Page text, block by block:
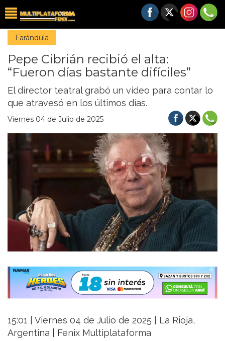
Farándula
Pepe Cibrián recibió el alta:
“Fueron días bastante difíciles”
El director teatral grabó un video para contar lo
que atravesó en los últimos días.
Viernes 04 de Julio de 2025
15:01 | Viernes 04 de Julio de 2025 | La Rioja,
Argentina | Fenix Multiplataforma